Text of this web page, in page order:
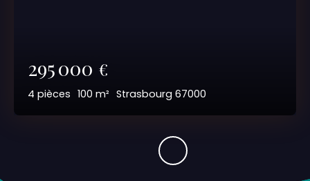
295 000 €
4 pièces 100 m² Strasbourg 67000